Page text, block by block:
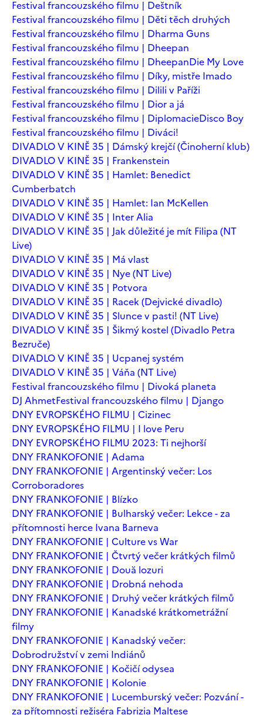
Festival francouzského filmu | Deštník
Festival francouzského filmu | Děti těch druhých
Festival francouzského filmu | Dharma Guns
Festival francouzského filmu | Dheepan
Festival francouzského filmu | DheepanDie My Love
Festival francouzského filmu | Díky, mistře Imado
Festival francouzského filmu | Dilili v Paříži
Festival francouzského filmu | Dior a já
Festival francouzského filmu | DiplomacieDisco Boy
Festival francouzského filmu | Diváci!
DIVADLO V KINĚ 35 | Dámský krejčí (Činoherní klub)
DIVADLO V KINĚ 35 | Frankenstein
DIVADLO V KINĚ 35 | Hamlet: Benedict
Cumberbatch
DIVADLO V KINĚ 35 | Hamlet: Ian McKellen
DIVADLO V KINĚ 35 | Inter Alia
DIVADLO V KINĚ 35 | Jak důležité je mít Filipa (NT
Live)
DIVADLO V KINĚ 35 | Má vlast
DIVADLO V KINĚ 35 | Nye (NT Live)
DIVADLO V KINĚ 35 | Potvora
DIVADLO V KINĚ 35 | Racek (Dejvické divadlo)
DIVADLO V KINĚ 35 | Slunce v pasti! (NT Live)
DIVADLO V KINĚ 35 | Šikmý kostel (Divadlo Petra
Bezruče)
DIVADLO V KINĚ 35 | Ucpanej systém
DIVADLO V KINĚ 35 | Váňa (NT Live)
Festival francouzského filmu | Divoká planeta
DJ AhmetFestival francouzského filmu | Django
DNY EVROPSKÉHO FILMU | Cizinec
DNY EVROPSKÉHO FILMU | I love Peru
DNY EVROPSKÉHO FILMU 2023: Ti nejhorší
DNY FRANKOFONIE | Adama
DNY FRANKOFONIE | Argentinský večer: Los
Corroboradores
DNY FRANKOFONIE | Blízko
DNY FRANKOFONIE | Bulharský večer: Lekce - za
přítomnosti herce Ivana Barneva
DNY FRANKOFONIE | Culture vs War
DNY FRANKOFONIE | Čtvrtý večer krátkých filmů
DNY FRANKOFONIE | Două lozuri
DNY FRANKOFONIE | Drobná nehoda
DNY FRANKOFONIE | Druhý večer krátkých filmů
DNY FRANKOFONIE | Kanadské krátkometrážní
filmy
DNY FRANKOFONIE | Kanadský večer:
Dobrodružství v zemi Indiánů
DNY FRANKOFONIE | Kočičí odysea
DNY FRANKOFONIE | Kolonie
DNY FRANKOFONIE | Lucemburský večer: Pozvání -
za přítomnosti režiséra Fabrizia Maltese